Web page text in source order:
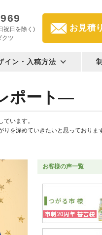
祝日を除く)
クツ
お見積
イン・入稿方法
ポート―
います。
を深めていきたいと思っておりま
お客様の声一覧